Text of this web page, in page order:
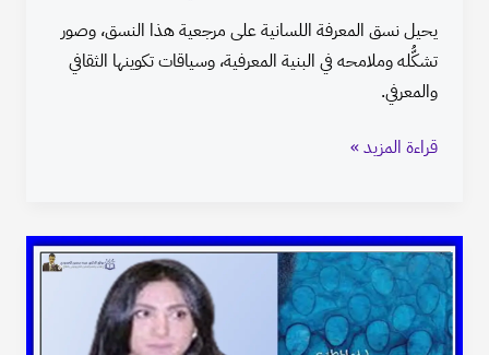
يحيل نسق المعرفة اللسانية على مرجعية هذا النسق، وصور
تشكُّله وملامحه في البنية المعرفية، وسياقات تكوينها الثقافي
والمعرفي.
قراءة المزيد »
هوية
البحر
في
رواية